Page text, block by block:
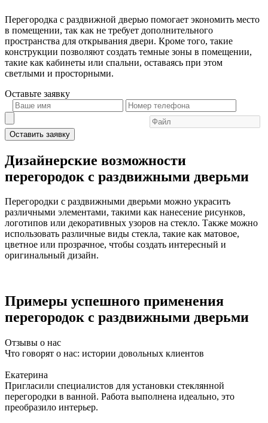
Перегородка с раздвижной дверью помогает экономить место
в помещении, так как не требует дополнительного
пространства для открывания двери. Кроме того, такие
конструкции позволяют создать темные зоны в помещении,
такие как кабинеты или спальни, оставаясь при этом
светлыми и просторными.
Оставьте заявку
Оставить заявку
Дизайнерские возможности
перегородок с раздвижными дверьми
Перегородки с раздвижными дверьми можно украсить
различными элементами, такими как нанесение рисунков,
логотипов или декоративных узоров на стекло. Также можно
использовать различные виды стекла, такие как матовое,
цветное или прозрачное, чтобы создать интересный и
оригинальный дизайн.
Примеры успешного применения
перегородок с раздвижными дверьми
Отзывы о нас
Что говорят о нас: истории довольных клиентов
Екатерина
Пригласили специалистов для установки стеклянной
перегородки в ванной. Работа выполнена идеально, это
преобразило интерьер.